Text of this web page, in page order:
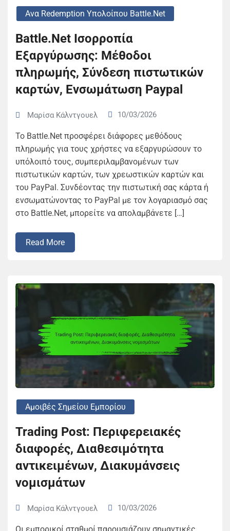
Ανα Redemption Υπολοίπου Battle.net
Battle.Net Ισορροπία
Εξαργύρωσης: Μέθοδοι
πληρωμής, Σύνδεση πιστωτικών
καρτών, Ενσωμάτωση Paypal
Μαρίσα Κάλντγουελ 10/03/2026
Το Battle.Net προσφέρει διάφορες μεθόδους
πληρωμής για τους χρήστες να εξαργυρώσουν το
υπόλοιπό τους, συμπεριλαμβανομένων των
πιστωτικών καρτών, των χρεωστικών καρτών και
του PayPal. Συνδέοντας την πιστωτική σας κάρτα ή
ενσωματώνοντας το PayPal με τον λογαριασμό σας
στο Battle.Net, μπορείτε να απολαμβάνετε […]
Read More
Αμοιβές Σημείου Εμπορίου
Trading Post: Περιφερειακές
διαφορές, Διαθεσιμότητα
αντικειμένων, Διακυμάνσεις
νομισμάτων
Μαρίσα Κάλντγουελ 10/03/2026
Οι εμπορικοί σταθμοί παρουσιάζουν σημαντικές